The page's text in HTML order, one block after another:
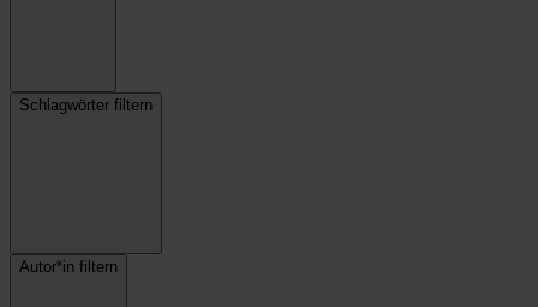
Schlagwörter filtern
Autor*in filtern